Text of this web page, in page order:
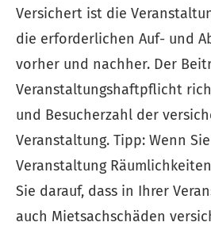
Versichert ist die
die erforderlichen Auf- und
vorher und nachher. Der
Veranstaltungshaftpflicht
und Besucherzahl der
Veranstaltung. Tipp: Wenn
Veranstaltung
Sie darauf, dass in Ihrer
auch Mietsachschäden